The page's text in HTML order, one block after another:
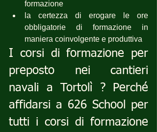
formazione
la certezza di erogare le ore
obbligatorie di formazione in
maniera coinvolgente e produttiva
I corsi di formazione per
preposto nei cantieri
navali a Tortolì ? Perché
affidarsi a 626 School per
tutti i corsi di formazione